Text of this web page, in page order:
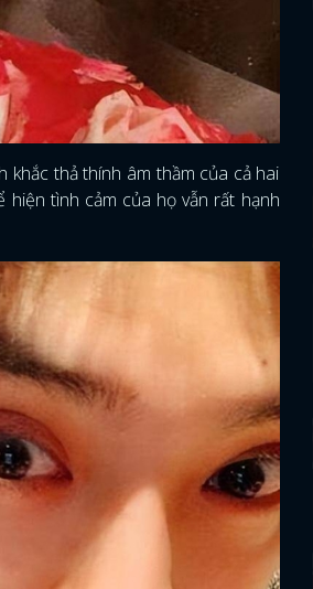
khắc thả thính âm thầm của cả hai
tình cảm của họ vẫn rất hạnh